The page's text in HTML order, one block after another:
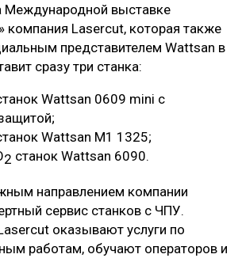
Международной выставке
компания Lasercut, которая также
представителем Wattsan в
сразу три станка:
Wattsan 0609 mini с
Wattsan М1 1325;
2 станок Wattsan 6090.
направлением компании
сервис станков с ЧПУ.
оказывают услуги по
работам, обучают операторов и